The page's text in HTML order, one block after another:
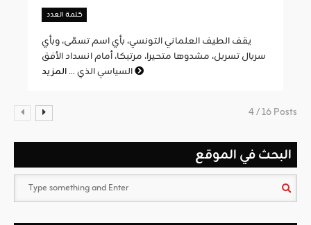
كلمة العدد
يقف الطيف العلماني التونسي، بأي اسم تسمّى، وبأي
سربال تسربل، مشدوها متحيرا، مرتبكا، أمام انسداد الأفق
السياسي الذي ...
4 / 16 Posts
البحث في الموقع